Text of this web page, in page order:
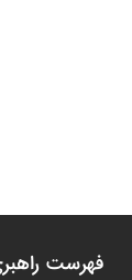
فهرست